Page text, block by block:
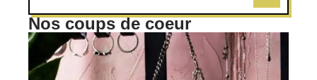
Nos coups de coeur